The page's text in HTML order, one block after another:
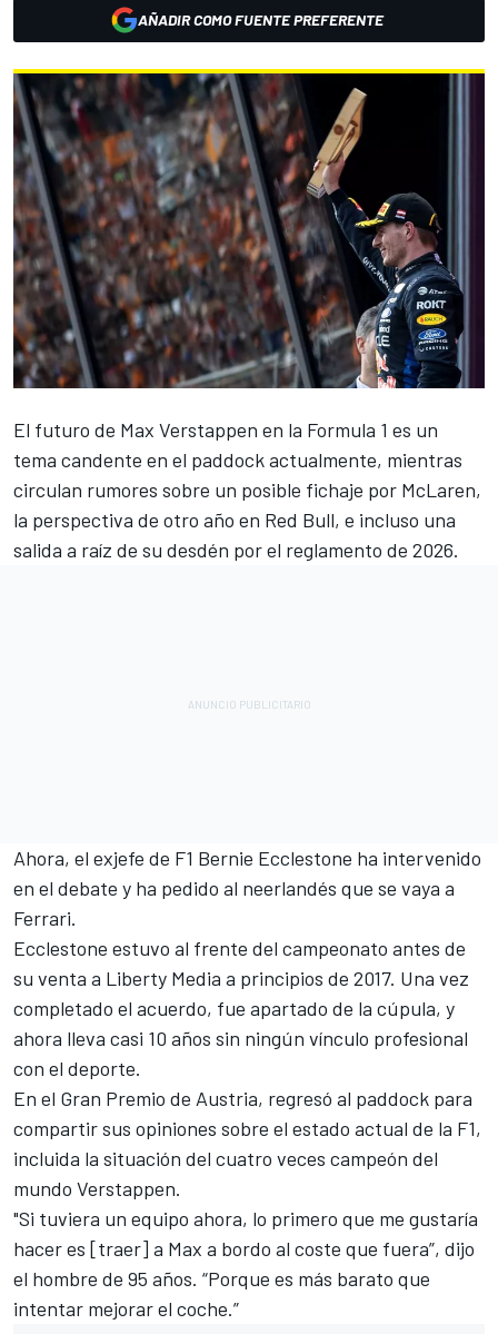
AÑADIR COMO FUENTE PREFERENTE
El futuro de Max Verstappen en la Formula 1 es un
tema candente en el paddock actualmente, mientras
circulan rumores sobre un posible fichaje por McLaren,
la perspectiva de otro año en Red Bull, e incluso una
salida a raíz de su desdén por el reglamento de 2026.
Ahora, el exjefe de F1 Bernie Ecclestone ha intervenido
en el debate y ha pedido al neerlandés que se vaya a
Ferrari.
Ecclestone estuvo al frente del campeonato antes de
su venta a Liberty Media a principios de 2017. Una vez
completado el acuerdo, fue apartado de la cúpula, y
ahora lleva casi 10 años sin ningún vínculo profesional
con el deporte.
En el Gran Premio de Austria, regresó al paddock para
compartir sus opiniones sobre el estado actual de la F1,
incluida la situación del cuatro veces campeón del
mundo Verstappen.
"Si tuviera un equipo ahora, lo primero que me gustaría
hacer es [traer] a Max a bordo al coste que fuera”, dijo
el hombre de 95 años. “Porque es más barato que
intentar mejorar el coche.”